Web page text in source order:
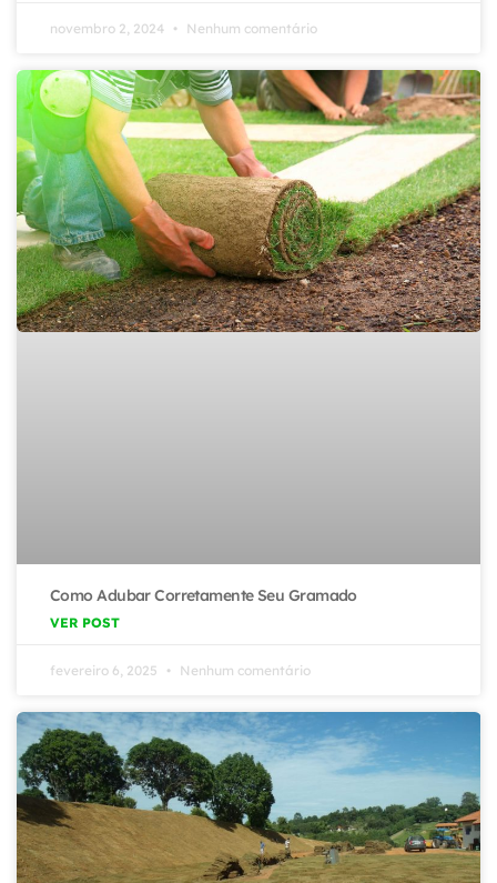
novembro 2, 2024 Nenhum comentário
Como Adubar Corretamente Seu Gramado
VER POST
fevereiro 6, 2025 Nenhum comentário